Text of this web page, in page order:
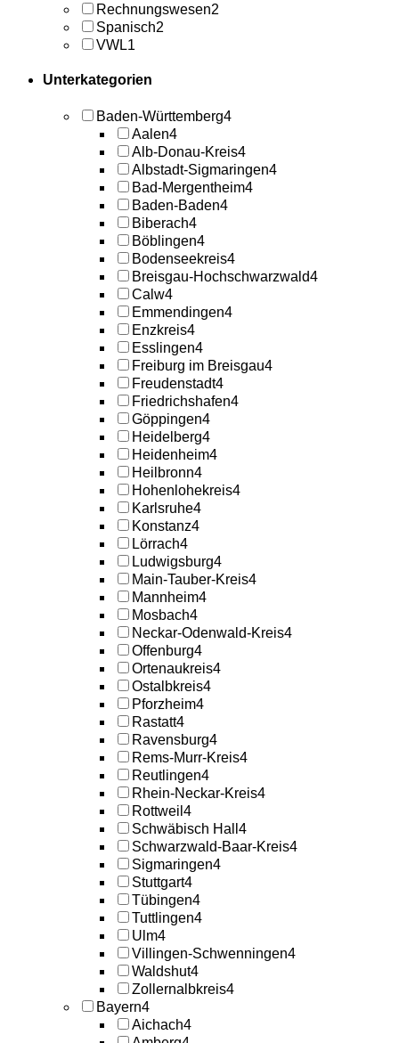
Rechnungswesen2
Spanisch2
VWL1
Unterkategorien
Baden-Württemberg4
Aalen4
Alb-Donau-Kreis4
Albstadt-Sigmaringen4
Bad-Mergentheim4
Baden-Baden4
Biberach4
Böblingen4
Bodenseekreis4
Breisgau-Hochschwarzwald4
Calw4
Emmendingen4
Enzkreis4
Esslingen4
Freiburg im Breisgau4
Freudenstadt4
Friedrichshafen4
Göppingen4
Heidelberg4
Heidenheim4
Heilbronn4
Hohenlohekreis4
Karlsruhe4
Konstanz4
Lörrach4
Ludwigsburg4
Main-Tauber-Kreis4
Mannheim4
Mosbach4
Neckar-Odenwald-Kreis4
Offenburg4
Ortenaukreis4
Ostalbkreis4
Pforzheim4
Rastatt4
Ravensburg4
Rems-Murr-Kreis4
Reutlingen4
Rhein-Neckar-Kreis4
Rottweil 4
Schwäbisch Hall 4
Schwarzwald-Baar-Kreis4
Sigmaringen4
Stuttgart4
Tübingen4
Tuttlingen4
Ulm4
Villingen-Schwenningen4
Waldshut4
Zollernalbkreis4
Bayern4
Aichach4